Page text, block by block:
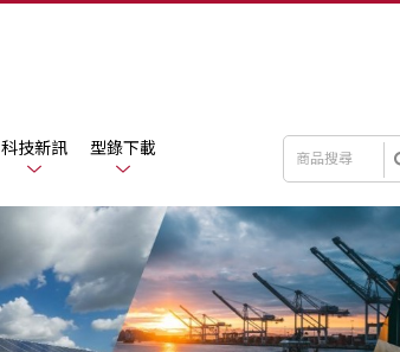
科技新訊 型錄下載